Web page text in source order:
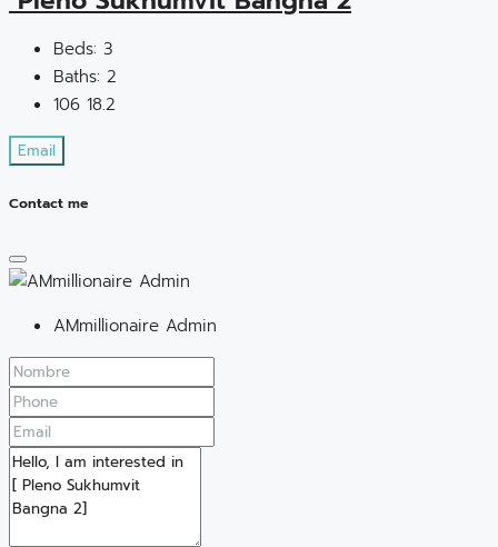
Beds: 3
Baths: 2
106 18.2
Email
Contact me
AMmillionaire Admin